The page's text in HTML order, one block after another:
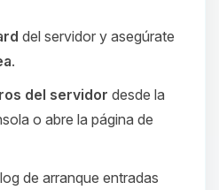
del servidor y asegúrate
.
del servidor desde la
o abre la página de
de arranque entradas